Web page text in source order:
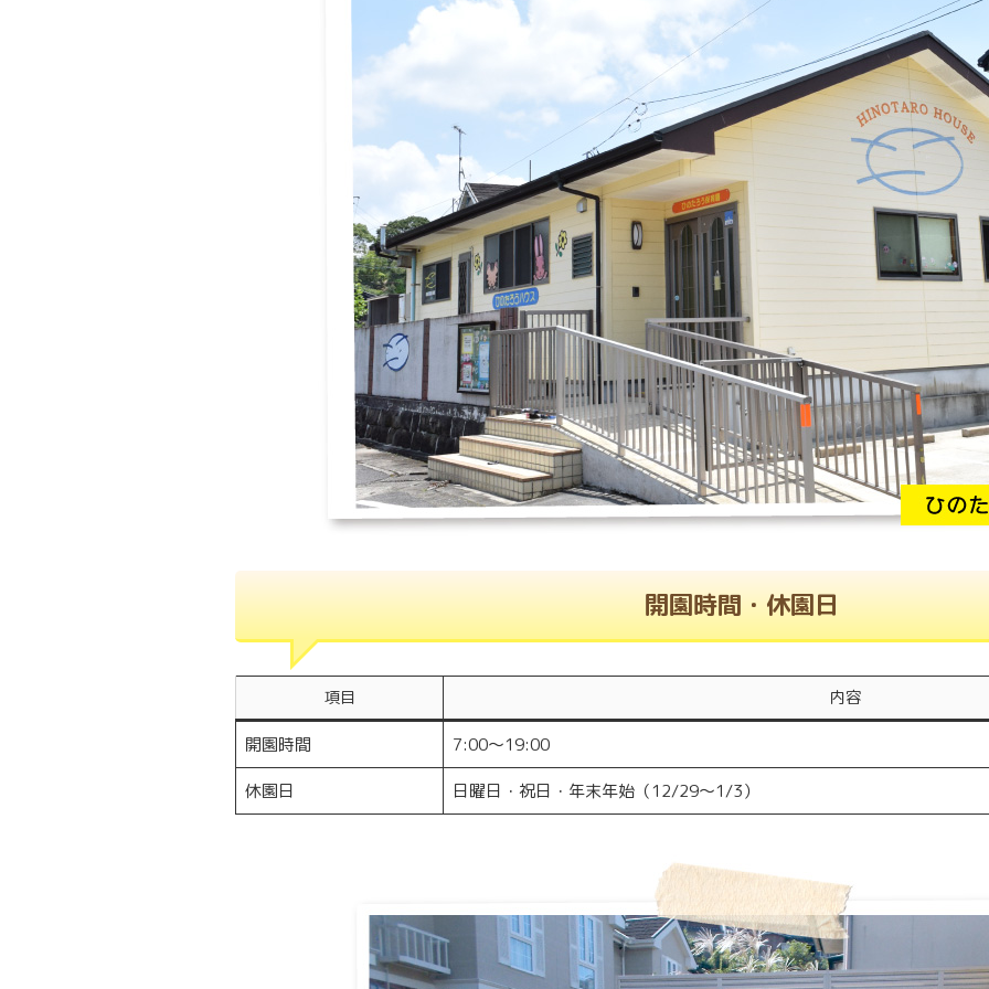
開園時間・休園日
項目 内容
開園時間
7:00～19:00
休園日
日曜日・祝日・年末年始（12/29～1/3）